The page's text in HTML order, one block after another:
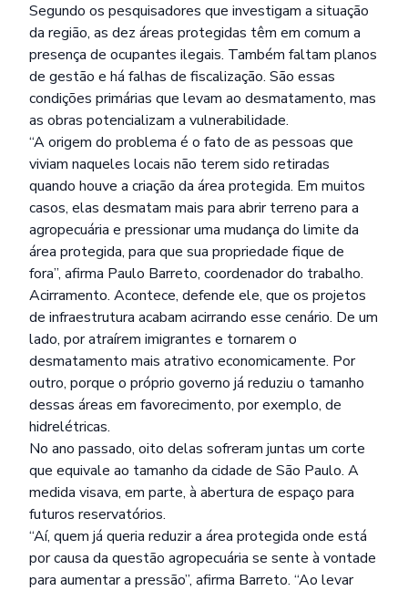
Segundo os pesquisadores que investigam a situação
da região, as dez áreas protegidas têm em comum a
presença de ocupantes ilegais. Também faltam planos
de gestão e há falhas de fiscalização. São essas
condições primárias que levam ao desmatamento, mas
as obras potencializam a vulnerabilidade.
“A origem do problema é o fato de as pessoas que
viviam naqueles locais não terem sido retiradas
quando houve a criação da área protegida. Em muitos
casos, elas desmatam mais para abrir terreno para a
agropecuária e pressionar uma mudança do limite da
área protegida, para que sua propriedade fique de
fora”, afirma Paulo Barreto, coordenador do trabalho.
Acirramento. Acontece, defende ele, que os projetos
de infraestrutura acabam acirrando esse cenário. De um
lado, por atraírem imigrantes e tornarem o
desmatamento mais atrativo economicamente. Por
outro, porque o próprio governo já reduziu o tamanho
dessas áreas em favorecimento, por exemplo, de
hidrelétricas.
No ano passado, oito delas sofreram juntas um corte
que equivale ao tamanho da cidade de São Paulo. A
medida visava, em parte, à abertura de espaço para
futuros reservatórios.
“Aí, quem já queria reduzir a área protegida onde está
por causa da questão agropecuária se sente à vontade
para aumentar a pressão”, afirma Barreto. “Ao levar